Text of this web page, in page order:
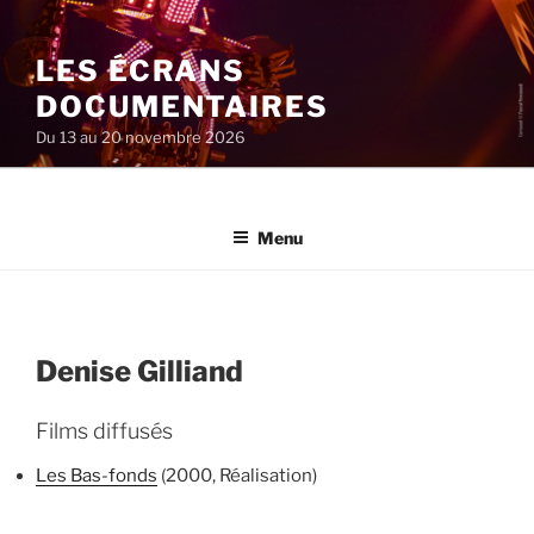
au
contenu
principal
LES ÉCRANS
DOCUMENTAIRES
Du 13 au 20 novembre 2026
Menu
Denise Gilliand
Films diffusés
Les Bas-fonds (2000, Réalisation)